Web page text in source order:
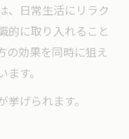
、日常生活にリラク
的に取り入れること
の効果を同時に狙え
す。
げられます。